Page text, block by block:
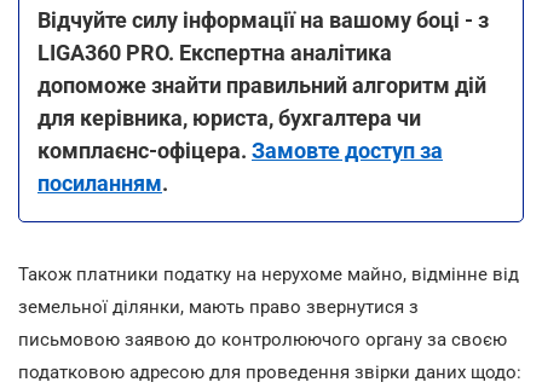
Відчуйте силу інформації на вашому боці - з
LIGA360 PRO. Експертна аналітика
допоможе знайти правильний алгоритм дій
для керівника, юриста, бухгалтера чи
комплаєнс-офіцера. Замовте доступ за
посиланням.
Також платники податку на нерухоме майно, відмінне від
земельної ділянки, мають право звернутися з
письмовою заявою до контролюючого органу за своєю
податковою адресою для проведення звірки даних щодо: